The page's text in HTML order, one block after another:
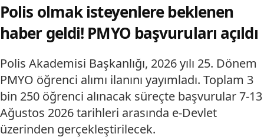
Polis olmak isteyenlere beklenen
haber geldi! PMYO başvuruları açıldı
Polis Akademisi Başkanlığı, 2026 yılı 25. Dönem
PMYO öğrenci alımı ilanını yayımladı. Toplam 3
bin 250 öğrenci alınacak süreçte başvurular 7-13
Ağustos 2026 tarihleri arasında e-Devlet
üzerinden gerçekleştirilecek.